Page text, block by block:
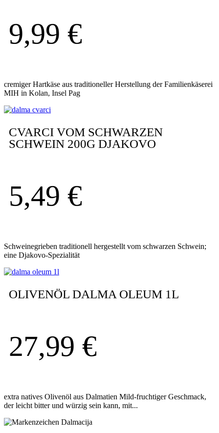
9,99 €
cremiger Hartkäse aus traditioneller Herstellung der Familienkäserei
MIH in Kolan, Insel Pag
CVARCI VOM SCHWARZEN
SCHWEIN 200G DJAKOVO
5,49 €
Schweinegrieben traditionell hergestellt vom schwarzen Schwein;
eine Djakovo-Spezialität
OLIVENÖL DALMA OLEUM 1L
27,99 €
extra natives Olivenöl aus Dalmatien Mild-fruchtiger Geschmack,
der leicht bitter und würzig sein kann, mit...